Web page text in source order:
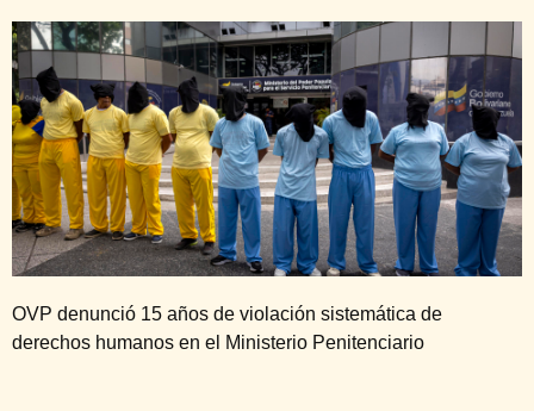
OVP denunció 15 años de violación sistemática de
derechos humanos en el Ministerio Penitenciario